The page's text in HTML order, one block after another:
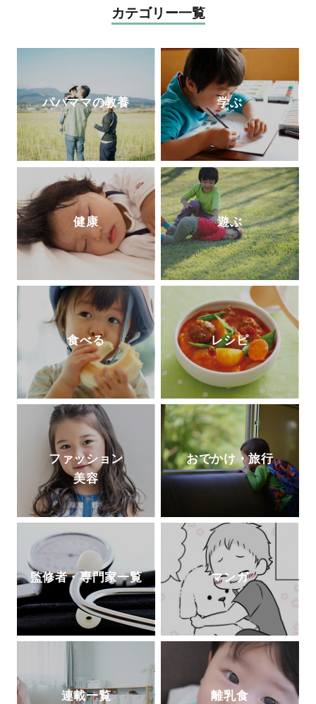
研究所）がある。
発「カラオケEnglish」なども手がける。
『19時から作るごはん』『行正り香のイン
テリア』（ともに講談社）など、著書は50
冊以上。また、献立づくりの悩みを解決す
るアプリ「今夜の献立、どうしよう？」で
レシピ提案やコラムや料理のコツを動画で
配信している。http://fooddays.jp/
カテゴリー一覧
パパママの教養 学ぶ
健康 遊ぶ
食べる レシピ
ファッション
美容
おでかけ・旅行
監修者・専門家一覧 マンガ
連載一覧 離乳食